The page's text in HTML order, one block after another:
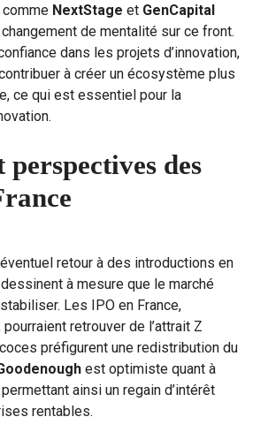
NextStage et GenCapital
de mentalité sur ce front.
dans les projets d’innovation,
à créer un écosystème plus
ce qui est essentiel pour la
des
retour à des introductions en
à mesure que le marché
Les IPO en France,
retrouver de l’attrait Z
préfigurent une redistribution du
est optimiste quant à
permettant ainsi un regain d’intérêt
rentables.